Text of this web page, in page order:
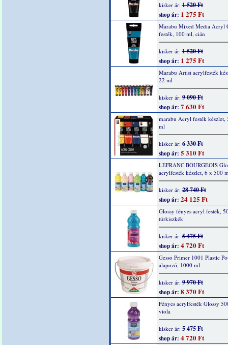
kisker ár:1 520 Ft
shop ár: 1 275 Ft
Marabu Mixed Media Acryl
festék, 100 ml, cián
kisker ár:1 520 Ft
shop ár: 1 275 Ft
Marabu Artist acrylfesték
22 ml
kisker ár:9 090 Ft
shop ár: 7 630 Ft
marabu Acryl festék készlet,
ml
kisker ár:6 330 Ft
shop ár: 5 310 Ft
LEFRANC BOURGEOIS
acrylfesték készlet, 6 x 500
kisker ár:28 740 Ft
shop ár: 24 125 Ft
Glossy fényes acryl festék,
türkiszkék
kisker ár:5 475 Ft
shop ár: 4 720 Ft
Gesso Primer 1001 Plastic
alapozó, 1000 ml
kisker ár:9 970 Ft
shop ár: 8 370 Ft
Fényes acrylfesték Glossy
viola
kisker ár:5 475 Ft
shop ár: 4 720 Ft